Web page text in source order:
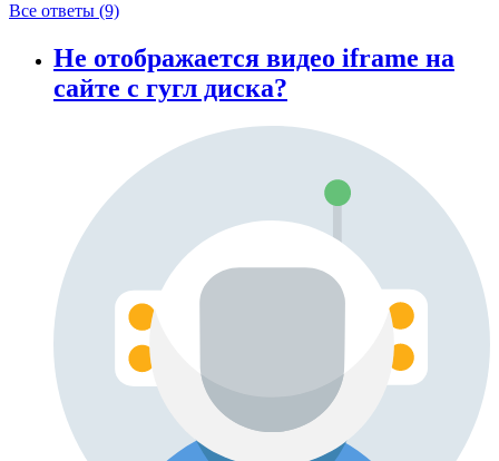
Все ответы (9)
Не отображается видео iframe на
сайте с гугл диска?